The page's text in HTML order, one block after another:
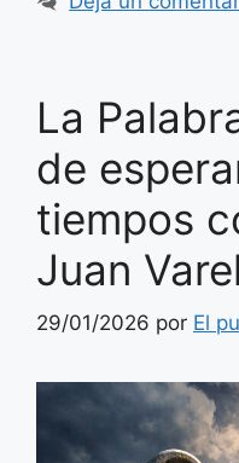
La
de
tiempos
Juan
29/01/2026 por El